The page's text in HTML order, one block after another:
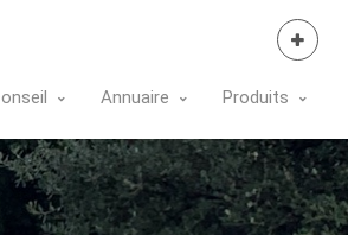
Annuaire Produits